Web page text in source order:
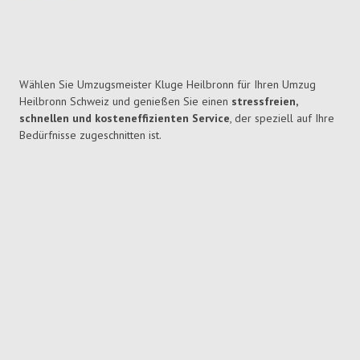
Wählen Sie Umzugsmeister Kluge Heilbronn für Ihren Umzug
Heilbronn Schweiz und genießen Sie einen stressfreien,
schnellen und kosteneffizienten Service, der speziell auf Ihre
Bedürfnisse zugeschnitten ist.